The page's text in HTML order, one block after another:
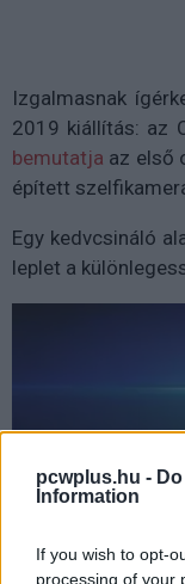
pcwplus.hu -
Information
If you wish to opt-
processing of your
Izgalmasnak
2019 kiállítás: az
bemutatja az első
épített
Egy kedvcsináló
leplet a